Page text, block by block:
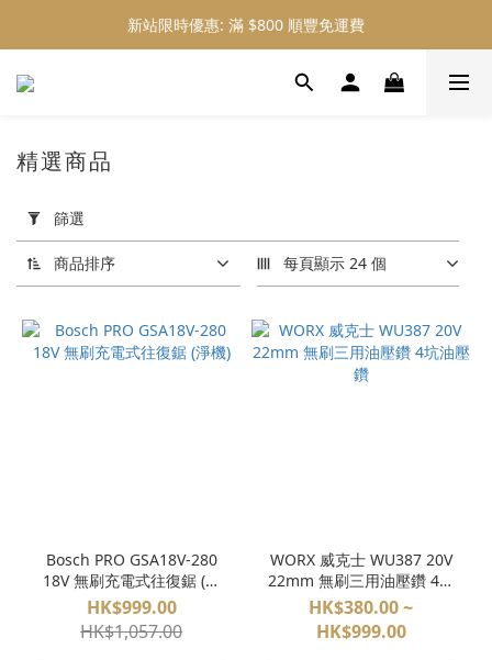
新站限時優惠: 會員購物 4% 回贈
新站限時優惠: 滿 $800 順豐免運費
新站限時優惠: 會員購物 4% 回贈
用
篩
選
(0/20)
品
牌
(11)
zippo
(10)
精選商品
篩選
商品排序 每頁顯示 24 個
Bosch PRO GSA18V-280
18V 無刷充電式往復鋸 (淨
機)
HK$999.00
HK$1,057.00
WORX 威克士 WU387 20V
22mm 無刷三用油壓鑽 4坑
油壓鑽
HK$380.00 ~
HK$999.00